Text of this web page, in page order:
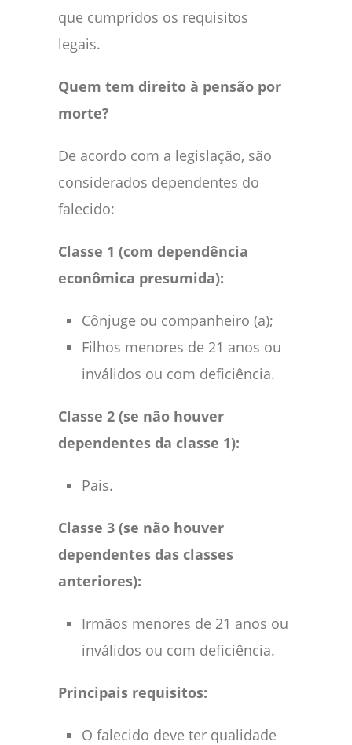
que cumpridos os requisitos
legais.
Quem tem direito à pensão por
morte?
De acordo com a legislação, são
considerados dependentes do
falecido:
Classe 1 (com dependência
econômica presumida):
Cônjuge ou companheiro (a);
Filhos menores de 21 anos ou
inválidos ou com deficiência.
Classe 2 (se não houver
dependentes da classe 1):
Pais.
Classe 3 (se não houver
dependentes das classes
anteriores):
Irmãos menores de 21 anos ou
inválidos ou com deficiência.
Principais requisitos:
O falecido deve ter qualidade